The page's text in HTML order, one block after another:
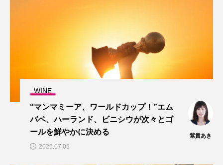
WINE
“マンマミーア、ワールドカップ！”エム
バペ、ハーランド、ビニシウが次々とゴ
ールを鮮やかに決める
紫貴あき
2026.07.05